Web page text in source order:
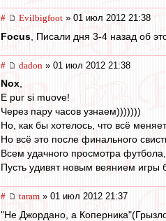
# Evilbigfoot » 01 июл 2012 21:38
Focus , Писали дня 3-4 назад об
# dadon » 01 июл 2012 21:38
Nox,
E pur si muove!
Через пару часов узнаем)))))))
Но, как бы хотелось, что всё
Но всё это после финального
Всем удачного просмотра
Пусть удивят новым веянием игры
# taram » 01 июл 2012 21:37
"Не Джордано, а